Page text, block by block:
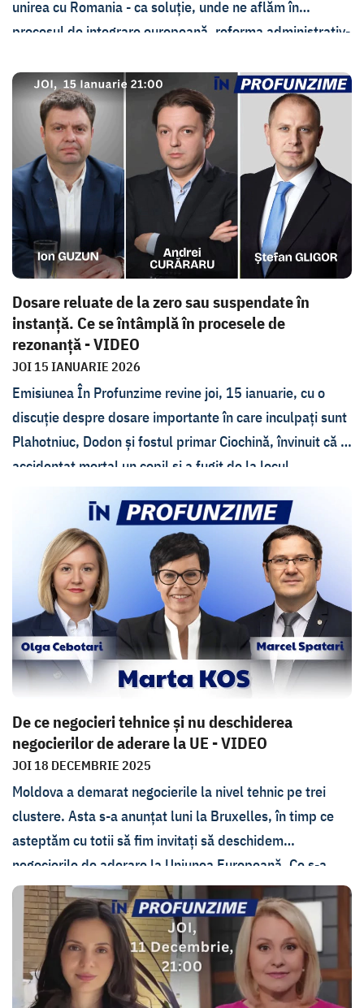
unirea cu Romania - ca soluție, unde ne aflăm în
procesul de integrare europeană, reforma administrativ-
transnistrene.
Dosare reluate de la zero sau suspendate în
instanță. Ce se întâmplă în procesele de
rezonanță - VIDEO
JOI 15 IANUARIE 2026
Emisiunea În Profunzime revine joi, 15 ianuarie, cu o
discuție despre dosare importante în care inculpați sunt
Plahotniuc, Dodon și fostul primar Ciochină, învinuit că a
accidentat mortal un copil și a fugit de la locul
accidentului. Invitații Lorenei Bogza sunt Ion Guzun,
membru CSM, Ștefan Gligor, avocat și Andrei Curăraru,
expert WatchDog.
De ce negocieri tehnice și nu deschiderea
negocierilor de aderare la UE - VIDEO
JOI 18 DECEMBRIE 2025
Moldova a demarat negocierile la nivel tehnic pe trei
clustere. Asta s-a anunțat luni la Bruxelles, în timp ce
asteptăm cu totii să fim invitați să deschidem
negocierile de aderare la Uniunea Europeană. Ce s-a
întâmplat luni în capitala Uniunii Europene? De ce
Moldova nu a primit o astfel de invitație și ce consecințe
are acest lucru? Ce mai avem de facut pentru a trece la
nivelul urmator? Despre toate acestea s-a discutat joi,
18 decembrie, cu Marta Kos, comisarul European pentru